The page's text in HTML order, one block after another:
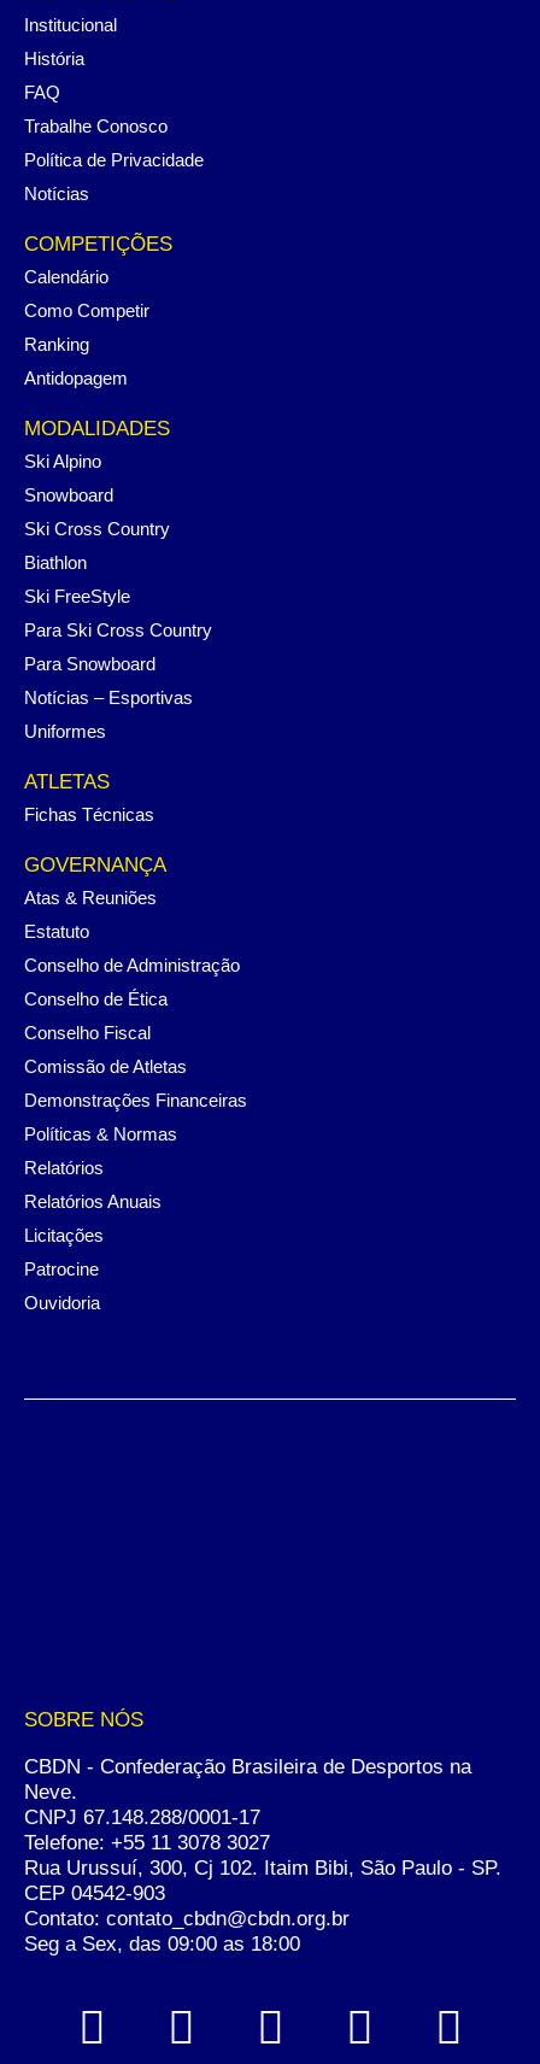
Institucional
História
FAQ
Trabalhe Conosco
Política de Privacidade
Notícias
COMPETIÇÕES
Calendário
Como Competir
Ranking
Antidopagem
MODALIDADES
Ski Alpino
Snowboard
Ski Cross Country
Biathlon
Ski FreeStyle
Para Ski Cross Country
Para Snowboard
Notícias – Esportivas
Uniformes
ATLETAS
Fichas Técnicas
GOVERNANÇA
Atas & Reuniões
Estatuto
Conselho de Administração
Conselho de Ética
Conselho Fiscal
Comissão de Atletas
Demonstrações Financeiras
Políticas & Normas
Relatórios
Relatórios Anuais
Licitações
Patrocine
Ouvidoria
SOBRE NÓS
CBDN - Confederação Brasileira de Desportos na
Neve.
CNPJ 67.148.288/0001-17
Telefone: +55 11 3078 3027
Rua Urussuí, 300, Cj 102. Itaim Bibi, São Paulo - SP.
CEP 04542-903
Contato: contato_cbdn@cbdn.org.br
Seg a Sex, das 09:00 as 18:00